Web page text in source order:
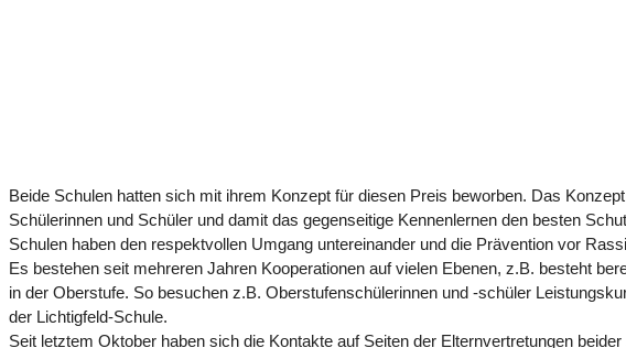
Beide Schulen hatten sich mit ihrem Konzept für diesen Preis beworben. Das
Schülerinnen und Schüler und damit das gegenseitige Kennenlernen den besten
Schulen haben den respektvollen Umgang untereinander und die Prävention vor
Es bestehen seit mehreren Jahren Kooperationen auf vielen Ebenen, z.B. besteht
in der Oberstufe. So besuchen z.B. Oberstufenschülerinnen und -schüler
der Lichtigfeld-Schule.
Seit letztem Oktober haben sich die Kontakte auf Seiten der Elternvertretungen